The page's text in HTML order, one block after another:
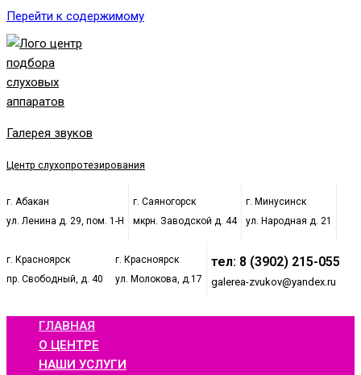
Перейти к содержимому
Галерея звуков
Центр слухопротезирования
г. Абакан
ул. Ленина д. 29, пом. 1-Н
г. Саяногорск
мкрн. Заводской д. 44
г. Минусинск
ул. Народная д. 21
г. Красноярск
пр. Свободный, д. 40
г. Красноярск
ул. Молокова, д.17
тел: 8 (3902) 215-055
galerea-zvukov@yandex.ru
ГЛАВНАЯ
О ЦЕНТРЕ
НАШИ УСЛУГИ